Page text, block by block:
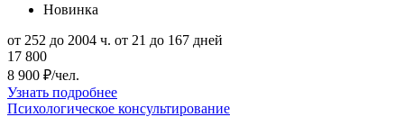
Новинка
от 252 до 2004 ч. от 21 до 167 дней
17 800
8 900 ₽/чел.
Узнать подробнее
Психологическое консультирование